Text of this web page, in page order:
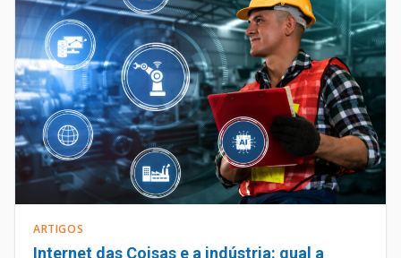
ARTIGOS
Internet das Coisas e a indústria: qual a